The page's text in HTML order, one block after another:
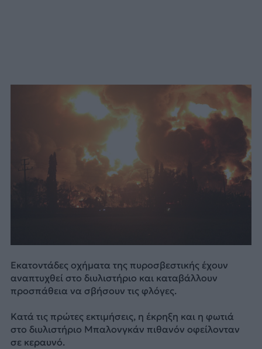
Εκατοντάδες οχήματα της πυροσβεστικής έχουν
αναπτυχθεί στο διυλιστήριο και καταβάλλουν
προσπάθεια να σβήσουν τις φλόγες.
Κατά τις πρώτες εκτιμήσεις, η έκρηξη και η φωτιά
στο διυλιστήριο Μπαλονγκάν πιθανόν οφείλονταν
σε κεραυνό.